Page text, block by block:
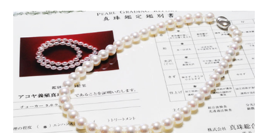
姫路本店へ電話で問い合わせる
明石店へ電話で問い合わせる